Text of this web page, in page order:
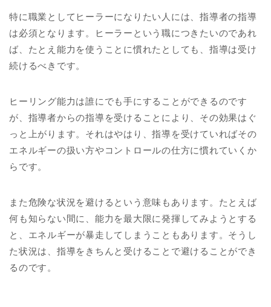
特に職業としてヒーラーになりたい人には、指導者の指導
は必須となります。ヒーラーという職につきたいのであれ
ば、たとえ能力を使うことに慣れたとしても、指導は受け
続けるべきです。
ヒーリング能力は誰にでも手にすることができるのです
が、指導者からの指導を受けることにより、その効果はぐ
っと上がります。それはやはり、指導を受けていればその
エネルギーの扱い方やコントロールの仕方に慣れていくか
らです。
また危険な状況を避けるという意味もあります。たとえば
何も知らない間に、能力を最大限に発揮してみようとする
と、エネルギーが暴走してしまうこともあります。そうし
た状況は、指導をきちんと受けることで避けることができ
るのです。